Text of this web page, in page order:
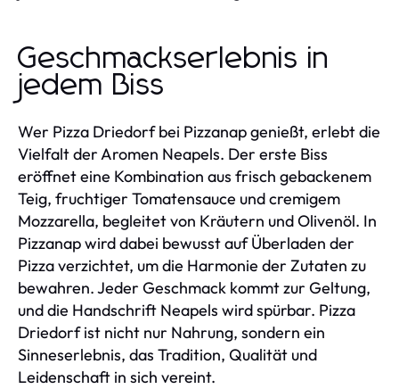
Geschmackserlebnis in
jedem Biss
Wer Pizza Driedorf bei Pizzanap genießt, erlebt die
Vielfalt der Aromen Neapels. Der erste Biss
eröffnet eine Kombination aus frisch gebackenem
Teig, fruchtiger Tomatensauce und cremigem
Mozzarella, begleitet von Kräutern und Olivenöl. In
Pizzanap wird dabei bewusst auf Überladen der
Pizza verzichtet, um die Harmonie der Zutaten zu
bewahren. Jeder Geschmack kommt zur Geltung,
und die Handschrift Neapels wird spürbar. Pizza
Driedorf ist nicht nur Nahrung, sondern ein
Sinneserlebnis, das Tradition, Qualität und
Leidenschaft in sich vereint.